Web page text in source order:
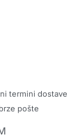
termini dostave
pošte